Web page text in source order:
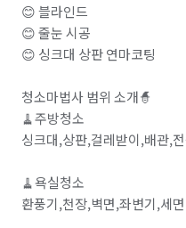
😊 블라인드
😊 줄눈 시공
😊 싱크대 상판 연마코팅
청소마법사 범위 소개🧙
🧹주방청소
싱크대,상판,걸레받이,배관,
🧹욕실청소
환풍기,천장,벽면,좌변기,세